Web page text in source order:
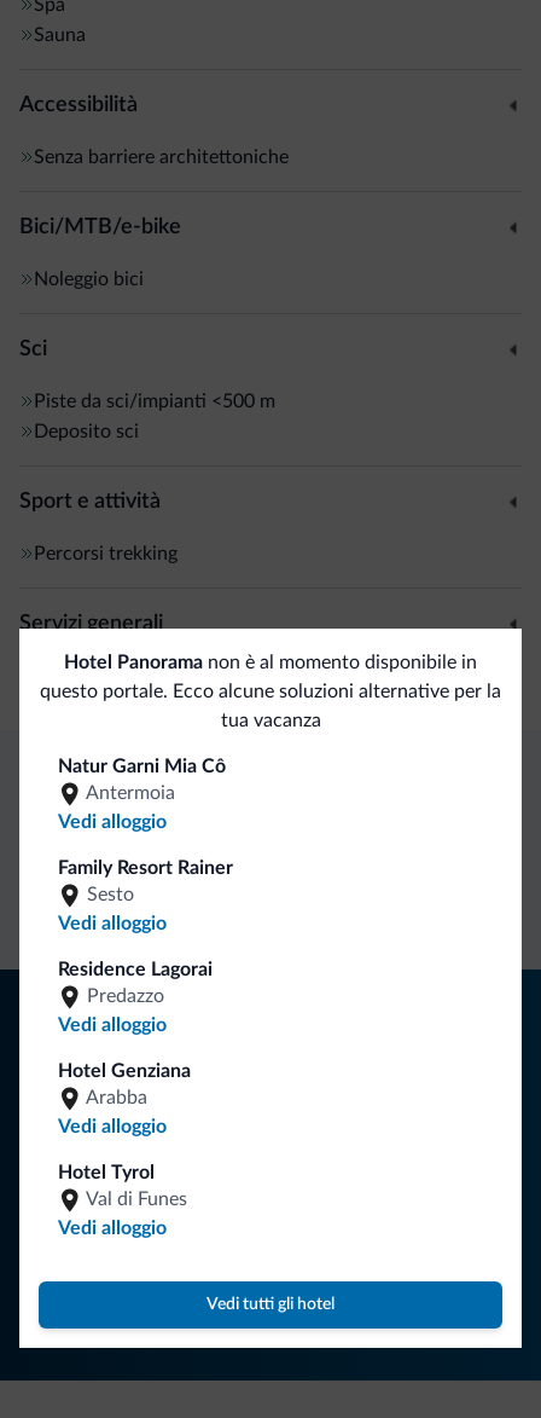
Andalo, a 3,5 km dalla struttura.
L'Hotel Panorama, a conduzione familiare, fornisce un
Spa
Sauna
Accessibilità
Senza barriere architettoniche
Bici/MTB/e-bike
Noleggio bici
Sci
Piste da sci/impianti <500 m
Deposito sci
Sport e attività
Percorsi trekking
Servizi generali
Cassetta di sicurezza
Hotel Panorama non è al momento disponibile in
questo portale. Ecco alcune soluzioni alternative per la
tua vacanza
Natur Garni Mia Cô
Antermoia
Vedi alloggio
Family Resort Rainer
Sesto
Vedi alloggio
Residence Lagorai
Predazzo
Vedi alloggio
Hotel Genziana
Arabba
Vedi alloggio
Hotel Tyrol
Val di Funes
Vedi alloggio
Vedi tutti gli hotel
Vantaggi esclusivi Dolomiti.it
Contatto
diretto
Tariffe
Consigli dalle Dolomiti
Riceverai informazioni, offerte esclusive e news per la tua